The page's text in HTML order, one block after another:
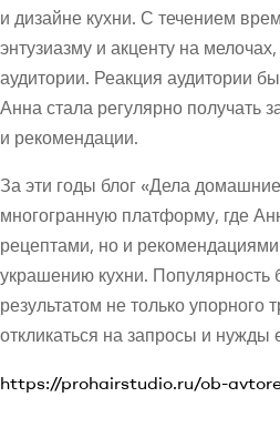
и дизайне кухни. С течением
энтузиазму и акценту на
аудитории. Реакция аудитории
Анна стала регулярно получать
и рекомендации.
За эти годы блог «Дела
многогранную платформу, где
рецептами, но и
украшению кухни. Популярность
результатом не только
откликаться на запросы и нужды
https://prohairstudio.ru/ob-